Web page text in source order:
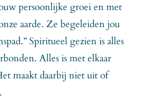
persoonlijke groei en met
aarde. Ze begeleiden jou
Spiritueel gezien is alles
Alles is met elkaar
maakt daarbij niet uit of